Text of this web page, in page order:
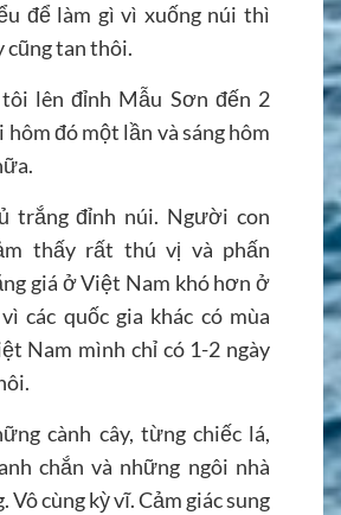
để làm gì vì xuống núi thì
cũng tan thôi.
lên đỉnh Mẫu Sơn đến 2
đó một lần và sáng hôm
trắng đỉnh núi. Người con
thấy rất thú vị và phấn
giá ở Việt Nam khó hơn ở
các quốc gia khác có mùa
Nam mình chỉ có 1-2 ngày
cành cây, từng chiếc lá,
chắn và những ngôi nhà
Vô cùng kỳ vĩ. Cảm giác sung